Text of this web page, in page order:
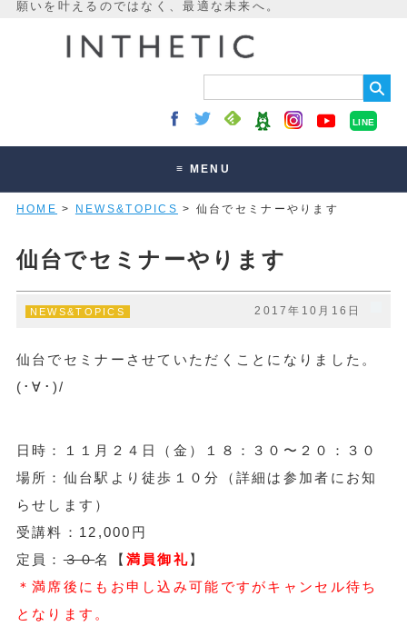
LINE
≡ MENU
未来最適化とは
オンラインサロン
HOME > NEWS&TOPICS > 仙台でセミナーやります
仙台でセミナーやります
NEWS&TOPICS 2017年10月16日
仙台でセミナーさせていただくことになりました。
(･∀･)/
日時：１１月２４日（金）１８：３０〜２０：３０
場所：仙台駅より徒歩１０分（詳細は参加者にお知
らせします）
受講料：12,000円
定員：３０名【 満員御礼】
＊満席後にもお申し込み可能ですがキャンセル待ち
となります。